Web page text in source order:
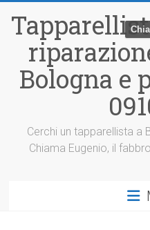
contenuto
Bologna e
Cerchi un tapparellista a
Chiama Eugenio, il